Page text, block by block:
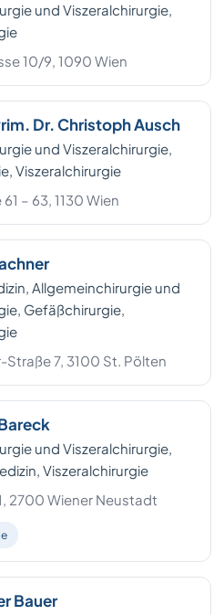
und Viszeralchirurgie,
10/9, 1090 Wien
Dr. Christoph Ausch
und Viszeralchirurgie,
Viszeralchirurgie
– 63, 1130 Wien
Allgemeinchirurgie und
Gefäßchirurgie,
Straße 7, 3100 St. Pölten
und Viszeralchirurgie,
Viszeralchirurgie
2700 Wiener Neustadt
Bauer